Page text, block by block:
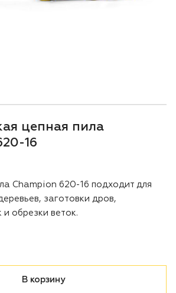
цепная пила
16
Champion 620-16 подходит для
заготовки дров,
обрезки веток.
В корзину